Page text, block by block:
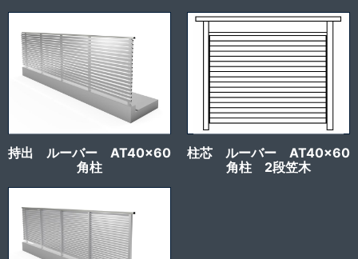
持出 ルーバー AT40x60
角柱
柱芯 ルーバー AT40x60
角柱 2段笠木